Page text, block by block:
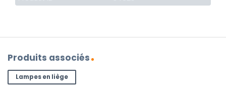
Produits associés
Lampes en liège